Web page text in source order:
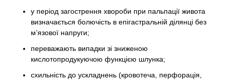
у період загострення хвороби при пальпації живота
визначається болючість в епігастральній ділянці без
м’язової напруги;
переважають випадки зі зниженою
кислотопродукуючою функцією шлунка;
схильність до ускладнень (кровотеча, перфорація,